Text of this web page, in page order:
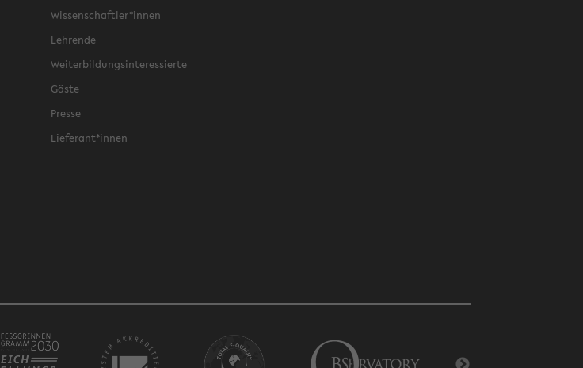
Wissenschaftler*innen
Lehrende
Weiterbildungsinteressierte
Gäste
Presse
Lieferant*innen